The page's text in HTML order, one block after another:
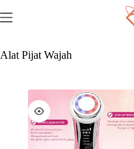
Alat Pijat Wajah